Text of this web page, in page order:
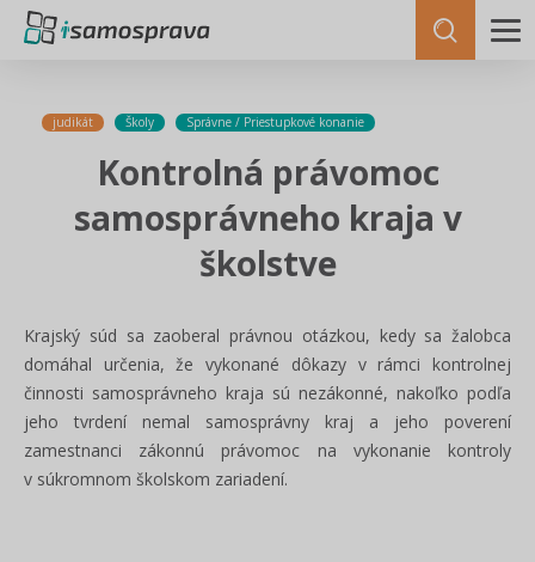
judikát Školy Správne / Priestupkové konanie
Kontrolná právomoc
samosprávneho kraja v
školstve
Krajský súd sa zaoberal právnou otázkou, kedy sa žalobca
domáhal určenia, že vykonané dôkazy v rámci kontrolnej
činnosti samosprávneho kraja sú nezákonné, nakoľko podľa
jeho tvrdení nemal samosprávny kraj a jeho poverení
zamestnanci zákonnú právomoc na vykonanie kontroly
v súkromnom školskom zariadení.